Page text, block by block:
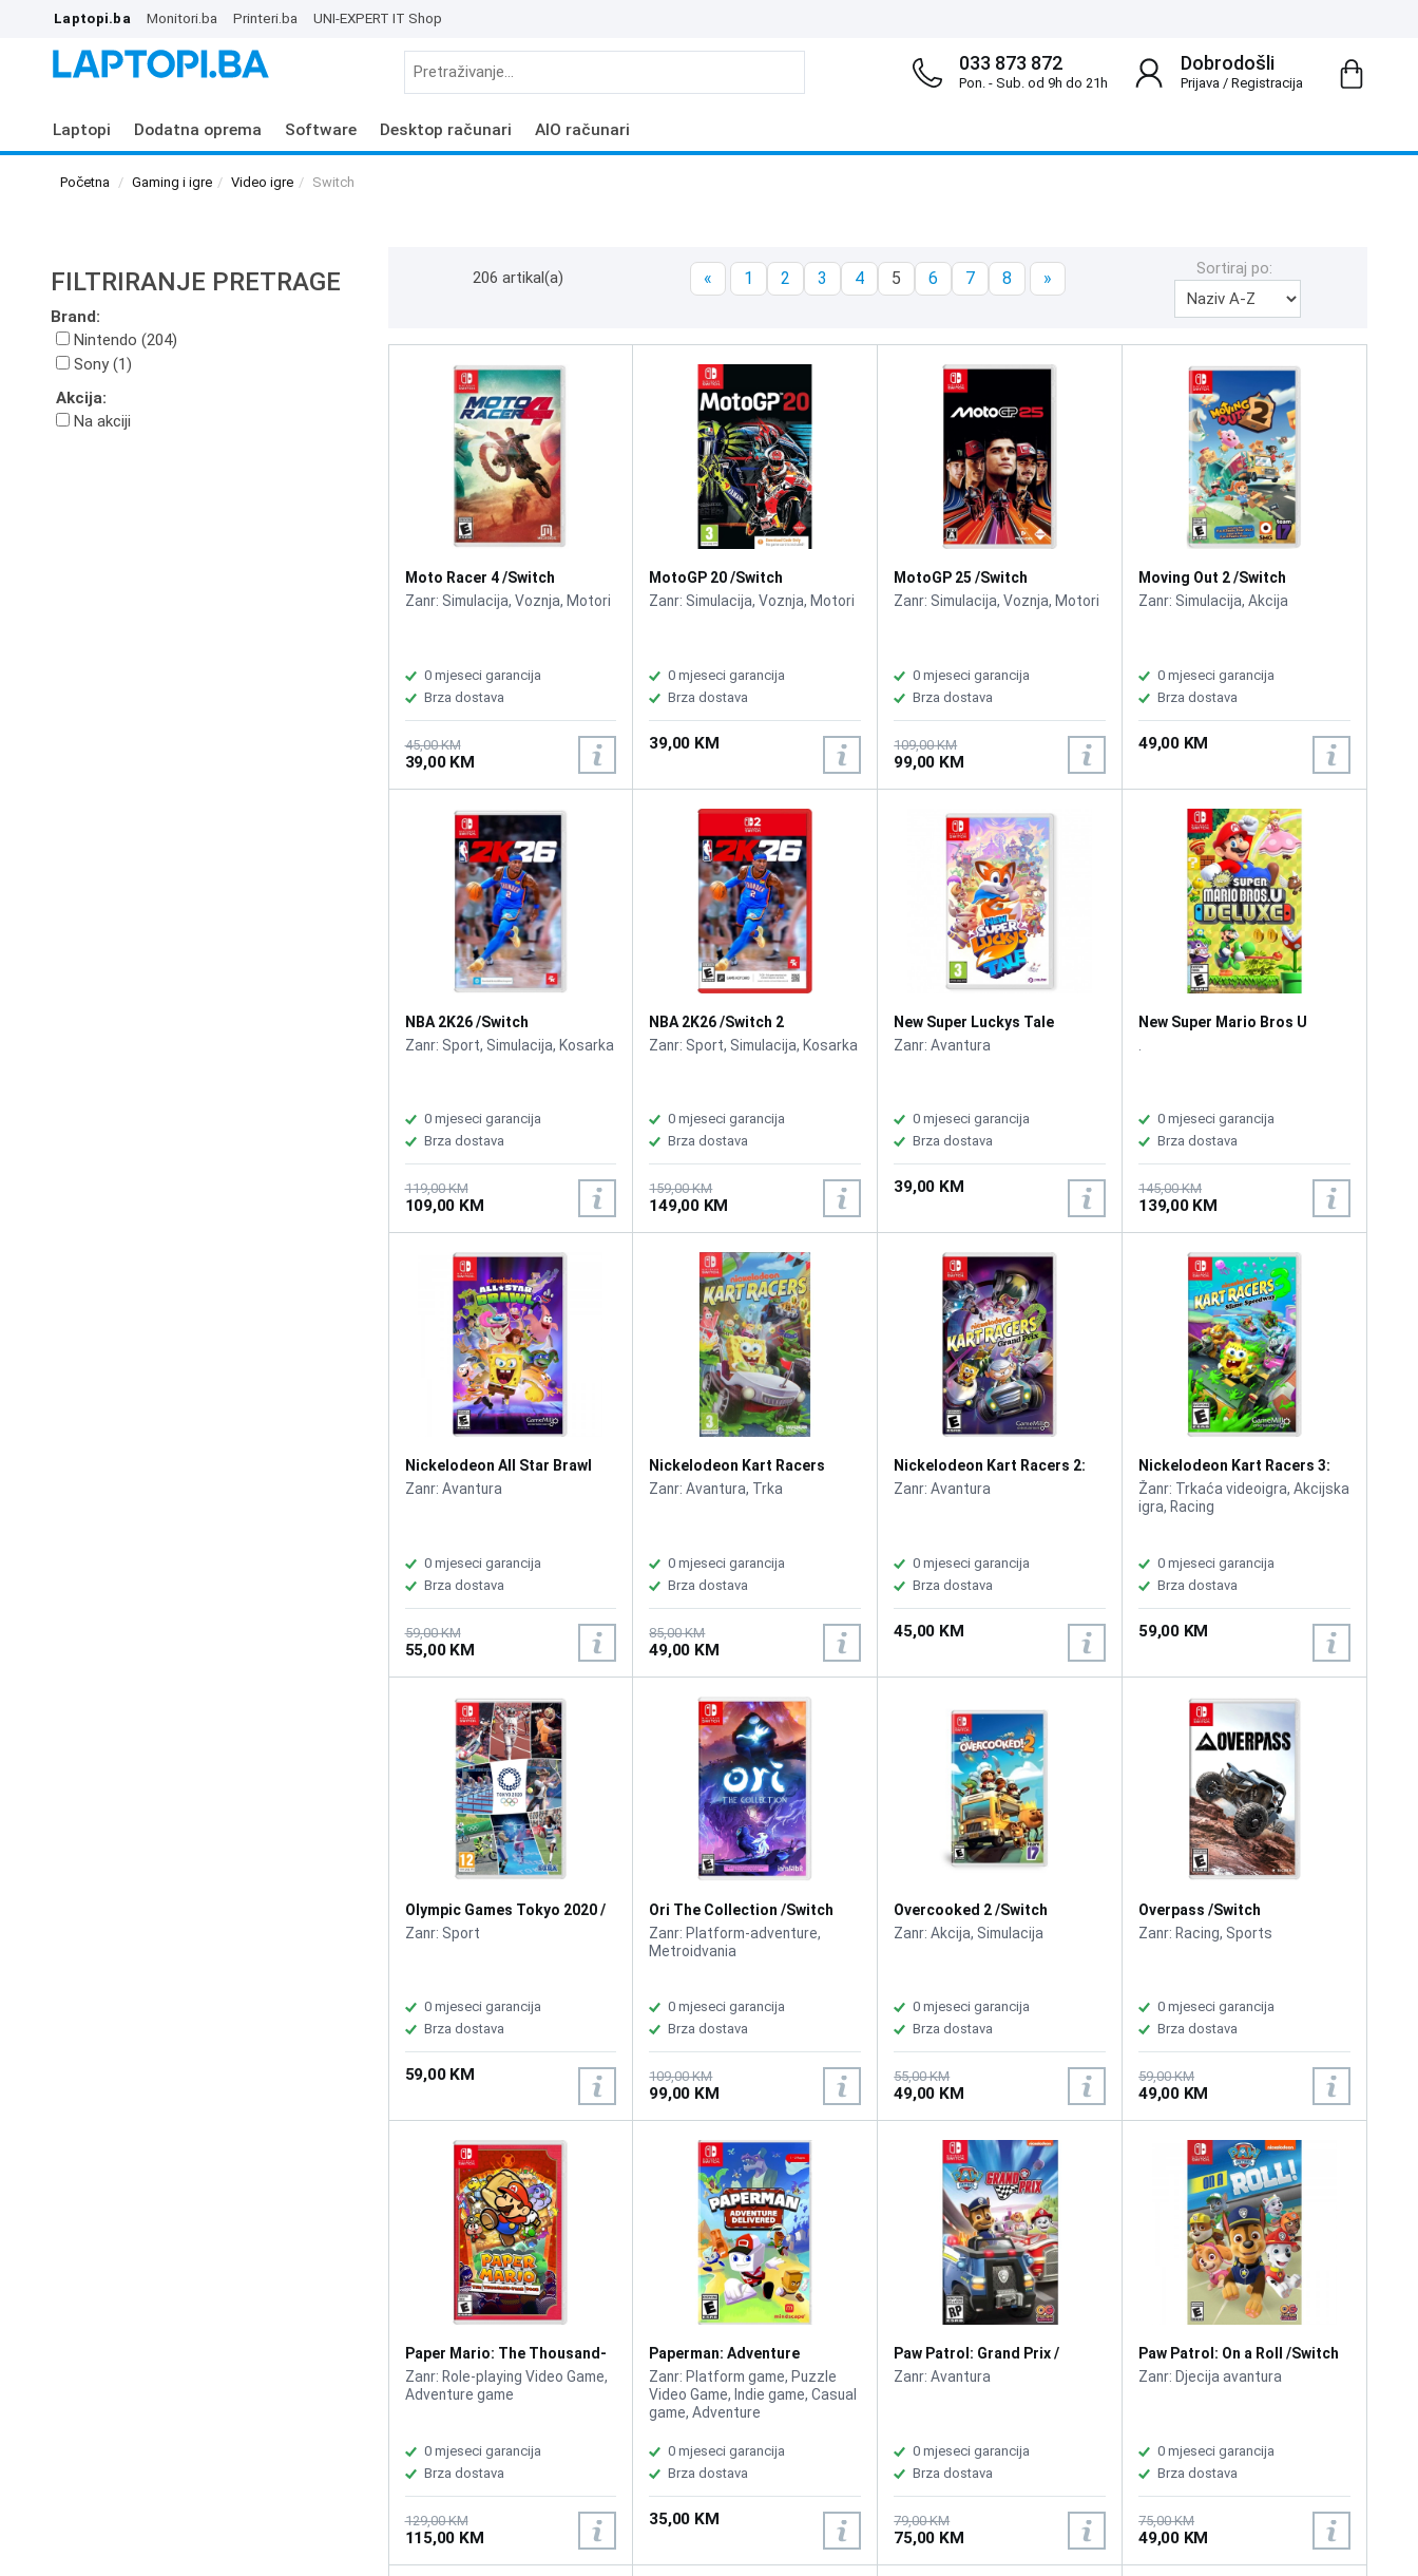
Laptopi.ba Monitori.ba Printeri.ba UNI-EXPERT IT Shop
Dobrodošli
Prijava/ Registracija
033 873 872
Pon. - Sub. od 9h do 21h
Laptopi Dodatna oprema Software Desktop računari AIO računari
Početna Gaming i igre Video igre Switch
FILTRIRANJE PRETRAGE
Brand:
Nintendo (204)
Sony (1)
Akcija:
Na akciji
206 artikal(a) « 1 2 3 4 5 6 7 8 » Sortiraj po:
Moto Racer 4 /Switch
Zanr: Simulacija, Voznja, Motori
0 mjeseci garancija
Brza dostava
45,00 KM
39,00 KM
MotoGP 20 /Switch
Zanr: Simulacija, Voznja, Motori
0 mjeseci garancija
Brza dostava
39,00 KM
MotoGP 25 /Switch
Zanr: Simulacija, Voznja, Motori
0 mjeseci garancija
Brza dostava
109,00 KM
99,00 KM
Moving Out 2 /Switch
Zanr: Simulacija, Akcija
0 mjeseci garancija
Brza dostava
49,00 KM
NBA 2K26 /Switch
Zanr: Sport, Simulacija, Kosarka
0 mjeseci garancija
Brza dostava
119,00 KM
109,00 KM
NBA 2K26 /Switch 2
Zanr: Sport, Simulacija, Kosarka
0 mjeseci garancija
Brza dostava
159,00 KM
149,00 KM
New Super Luckys Tale
/Switch
Zanr: Avantura
0 mjeseci garancija
Brza dostava
39,00 KM
New Super Mario Bros U
0 mjeseci garancija
Brza dostava
145,00 KM
139,00 KM
Nickelodeon All Star Brawl
/Switch
Zanr: Avantura
0 mjeseci garancija
Brza dostava
59,00 KM
55,00 KM
Nickelodeon Kart Racers
/Switch
Zanr: Avantura, Trka
0 mjeseci garancija
Brza dostava
85,00 KM
49,00 KM
Nickelodeon Kart Racers 2:
Grand Prix / Switch
Zanr: Avantura
0 mjeseci garancija
Brza dostava
45,00 KM
Nickelodeon Kart Racers 3:
Slime Speedway /Switch
Žanr: Trkaća videoigra, Akcijska
igra, Racing
0 mjeseci garancija
Brza dostava
59,00 KM
Olympic Games Tokyo 2020 /
Switch
Zanr: Sport
0 mjeseci garancija
Brza dostava
59,00 KM
Ori The Collection /Switch
Zanr: Platform-adventure,
Metroidvania
0 mjeseci garancija
Brza dostava
109,00 KM
99,00 KM
Overcooked 2 /Switch
Zanr: Akcija, Simulacija
0 mjeseci garancija
Brza dostava
55,00 KM
49,00 KM
Overpass /Switch
Zanr: Racing, Sports
0 mjeseci garancija
Brza dostava
59,00 KM
49,00 KM
Paper Mario: The Thousand-
Year Door /Switch
Zanr: Role-playing Video Game,
Adventure game
0 mjeseci garancija
Brza dostava
129,00 KM
115,00 KM
Paperman: Adventure
Delivered /Switch
Zanr: Platform game, Puzzle
Video Game, Indie game, Casual
game, Adventure
0 mjeseci garancija
Brza dostava
35,00 KM
Paw Patrol: Grand Prix /
Switch
Zanr: Avantura
0 mjeseci garancija
Brza dostava
79,00 KM
75,00 KM
Paw Patrol: On a Roll /Switch
Zanr: Djecija avantura
0 mjeseci garancija
Brza dostava
75,00 KM
49,00 KM